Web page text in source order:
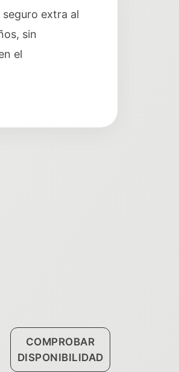
extra al
sin
el
COMPROBAR
DISPONIBILIDAD